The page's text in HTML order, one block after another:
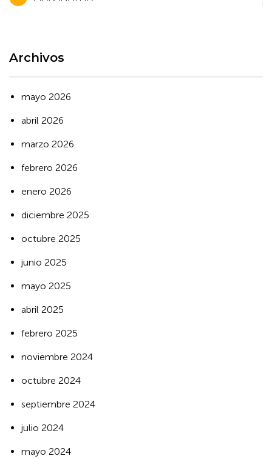
de
Archivos
mayo 2026
abril 2026
marzo 2026
febrero 2026
enero 2026
diciembre 2025
octubre 2025
junio 2025
mayo 2025
abril 2025
febrero 2025
noviembre 2024
octubre 2024
septiembre 2024
julio 2024
mayo 2024